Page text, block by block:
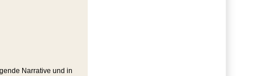
Narrative und in